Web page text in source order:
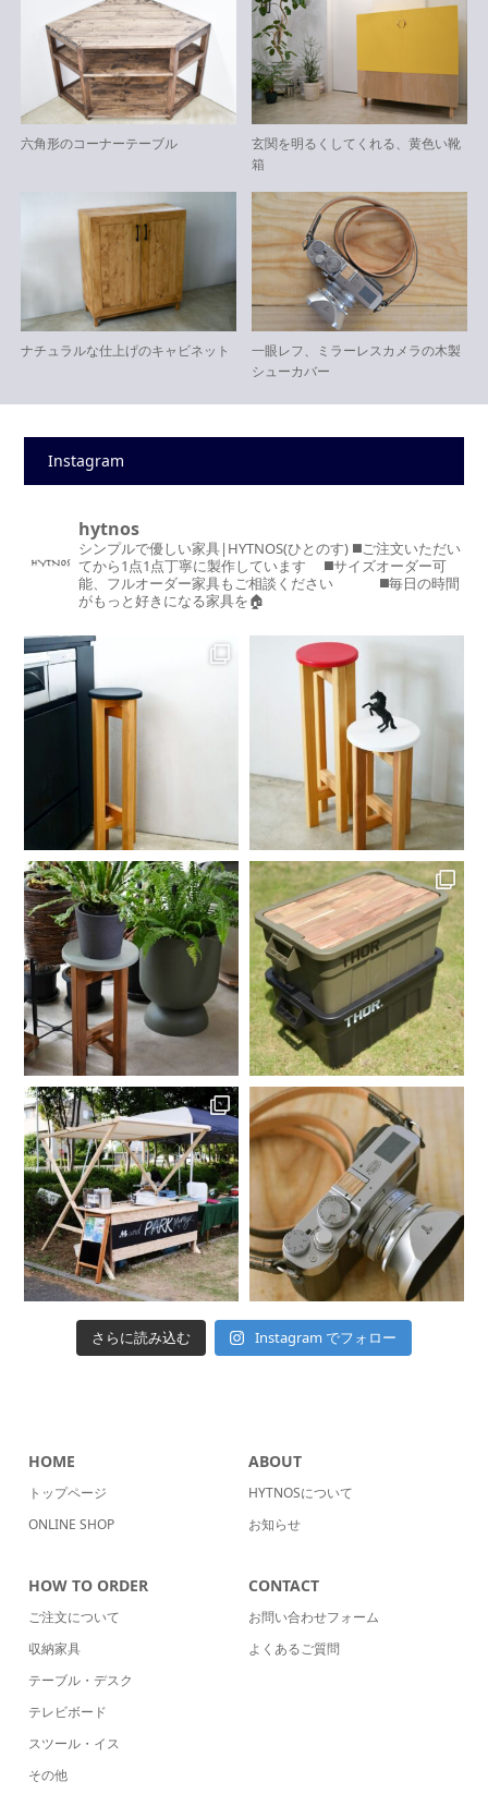
六角形のコーナーテーブル
玄関を明るくしてくれる、黄色い靴
箱
ナチュラルな仕上げのキャビネット
一眼レフ、ミラーレスカメラの木製
シューカバー
Instagram
hytnos
シンプルで優しい家具|HYTNOS(ひとのす) ◼️ご注文いただい
てから1点1点丁寧に製作しています
◼️サイズオーダー可
能、フルオーダー家具もご相談ください
◼️毎日の時間
がもっと好きになる家具を🏠
さらに読み込む Instagram でフォロー
HOME
トップページ
ONLINE SHOP
ABOUT
HYTNOSについて
お知らせ
HOW TO ORDER
ご注文について
収納家具
テーブル・デスク
テレビボード
スツール・イス
その他
CONTACT
お問い合わせフォーム
よくあるご質問